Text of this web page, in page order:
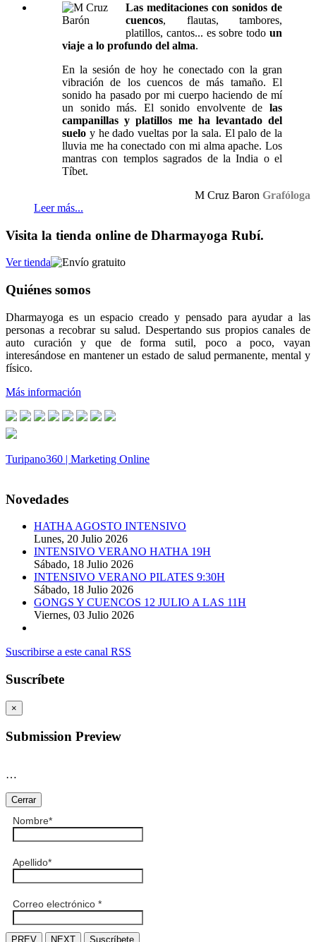
Las meditaciones con sonidos de
cuencos, flautas, tambores,
platillos, cantos... es sobre todo un
viaje a lo profundo del alma.
En la sesión de hoy he conectado con la gran
vibración de los cuencos de más tamaño. El
sonido ha pasado por mi cuerpo haciendo de mí
un sonido más. El sonido envolvente de las
campanillas y platillos me ha levantado del
suelo y he dado vueltas por la sala. El palo de la
lluvia me ha conectado con mi alma apache. Los
mantras con templos sagrados de la India o el
Tíbet.
M Cruz Baron Grafóloga
Leer más...
Visita la tienda online de Dharmayoga Rubí.
Ver tienda
Quiénes somos
Dharmayoga es un espacio creado y pensado para ayudar a las
personas a recobrar su salud. Despertando sus propios canales de
auto curación y que de forma sutil, poco a poco, vayan
interesándose en mantener un estado de salud permanente, mental y
físico.
Más información
Turipano360 | Marketing Online
Novedades
HATHA AGOSTO INTENSIVO
Lunes, 20 Julio 2026
INTENSIVO VERANO HATHA 19H
Sábado, 18 Julio 2026
INTENSIVO VERANO PILATES 9:30H
Sábado, 18 Julio 2026
GONGS Y CUENCOS 12 JULIO A LAS 11H
Viernes, 03 Julio 2026
Suscribirse a este canal RSS
Suscríbete
×
Submission Preview
…
Cerrar
Nombre*
Apellido*
Correo electrónico *
PREV NEXT Suscríbete